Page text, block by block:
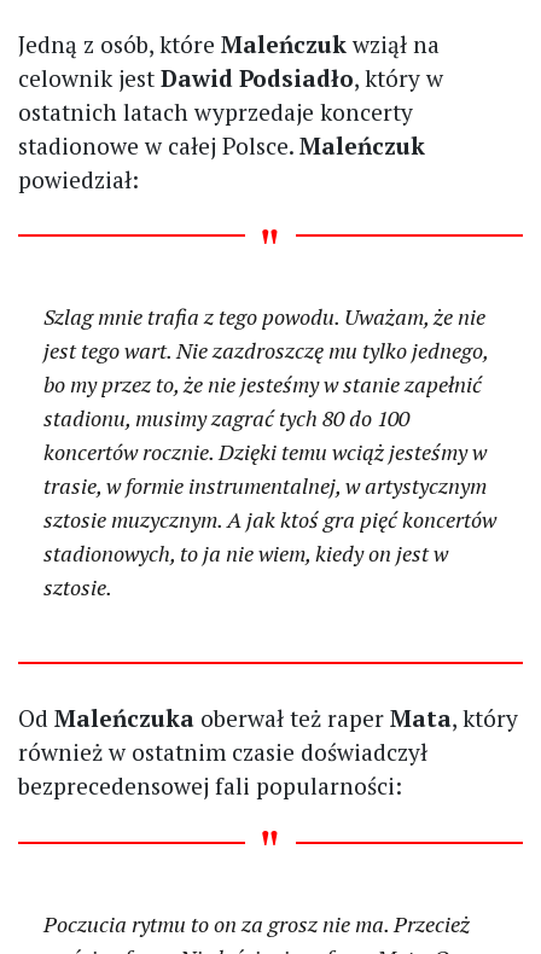
Jedną z osób, które Maleńczukwziął na
celownik jest Dawid Podsiadło, który w
ostatnich latach wyprzedaje koncerty
stadionowe w całej Polsce. Maleńczuk
powiedział:
Szlag mnie trafia z tego powodu. Uważam, że nie
jest tego wart. Nie zazdroszczę mu tylko jednego,
bo my przez to, że nie jesteśmy w stanie zapełnić
stadionu, musimy zagrać tych 80 do 100
koncertów rocznie. Dzięki temu wciąż jesteśmy w
trasie, w formie instrumentalnej, w artystycznym
sztosie muzycznym. A jak ktoś gra pięć koncertów
stadionowych, to ja nie wiem, kiedy on jest w
sztosie.
Od Maleńczuka oberwał też raper Mata, który
również w ostatnim czasie doświadczył
bezprecedensowej fali popularności:
Poczucia rytmu to on za grosz nie ma. Przecież